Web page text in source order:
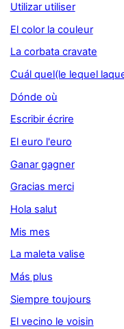
Utilizar utiliser
El color la couleur
La corbata cravate
Cuál quel(le lequel
Dónde où
Escribir écrire
El euro l'euro
Ganar gagner
Gracias merci
Hola salut
Mis mes
La maleta valise
Más plus
Siempre toujours
El vecino le voisin